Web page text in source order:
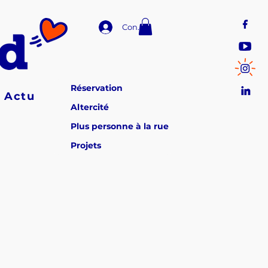
Connexion
Actu
Réservation
Altercité
Plus personne à la rue
Projets